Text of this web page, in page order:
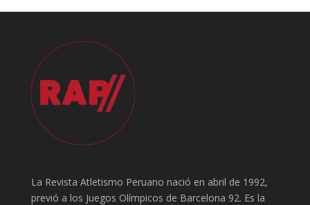
La Revista Atletismo Peruano nació en abril de 1992,
previó a los Juegos Olímpicos de Barcelona 92. Es la